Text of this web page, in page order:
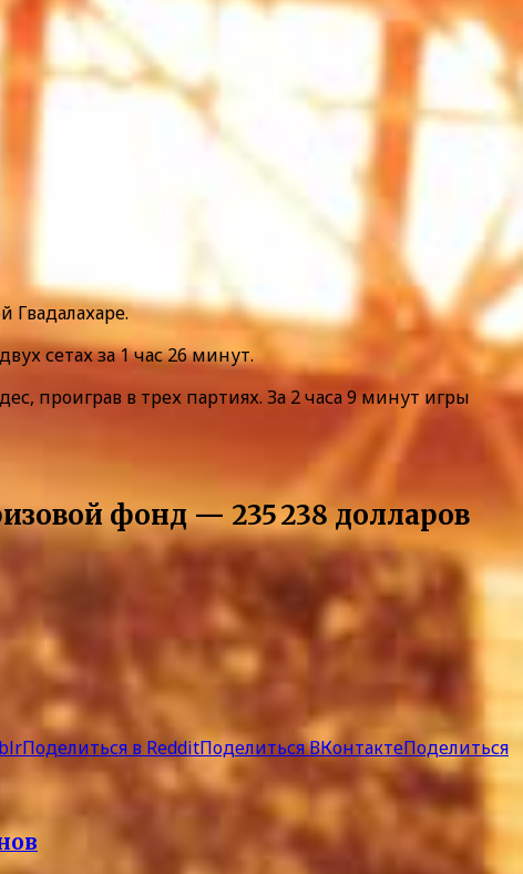
Гвадалахаре.
сетах за 1 час 26 минут.
проиграв в трех партиях. За 2 часа 9 минут игры
фонд — 235 238 долларов
Поделиться в RedditПоделиться ВКонтактеПоделиться